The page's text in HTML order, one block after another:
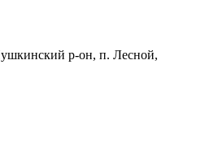
р-он, п. Лесной,